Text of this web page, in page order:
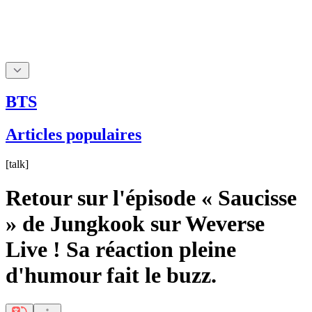
BTS
Articles populaires
[talk]
Retour sur l'épisode « Saucisse
» de Jungkook sur Weverse
Live ! Sa réaction pleine
d'humour fait le buzz.